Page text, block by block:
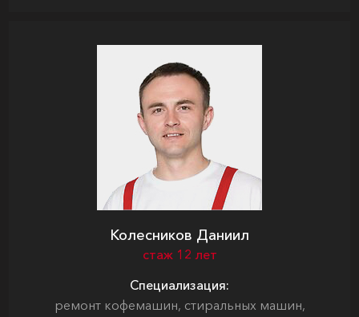
Колесников Даниил
стаж 12 лет
Специализация:
ремонт кофемашин, стиральных машин,